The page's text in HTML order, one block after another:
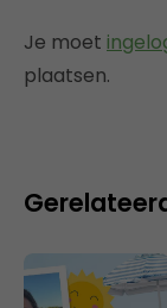
Je moet
plaatsen.